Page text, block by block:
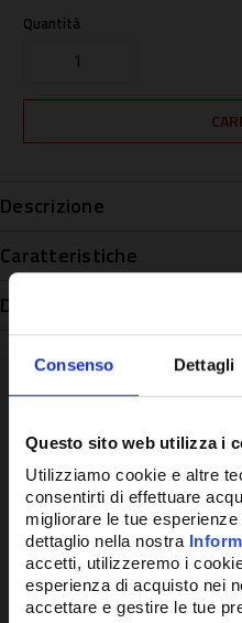
Consenso Dettagli
Questo sito web utilizza i
Utilizziamo cookie e altre
consentirti di effettuare
migliorare le tue
dettaglio nella nostra
accetti, utilizzeremo i
esperienza di acquisto nei
accettare e gestire le tue
Quantità
Descrizione
Caratteristiche
Disponibilità
Potrebbe